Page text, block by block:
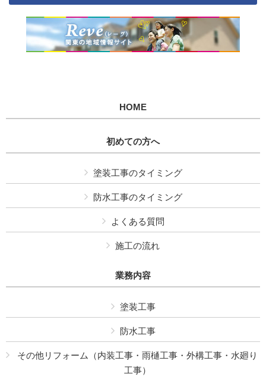
HOME
初めての方へ
塗装工事のタイミング
防水工事のタイミング
よくある質問
施工の流れ
業務内容
塗装工事
防水工事
その他リフォーム（内装工事・雨樋工事・外構工事・水廻り
工事）